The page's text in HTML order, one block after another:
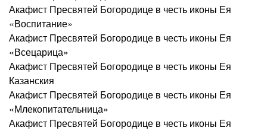
Акафист Пресвятей Богородице в честь иконы Ея
«Воспитание»
Акафист Пресвятей Богородице в честь иконы Ея
«Всецарица»
Акафист Пресвятей Богородице в честь иконы Ея
Казанския
Акафист Пресвятей Богородице в честь иконы Ея
«Млекопитательница»
Акафист Пресвятей Богородице в честь иконы Ея